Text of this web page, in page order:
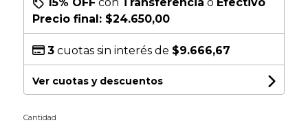
Precio final: $24.650,00
3cuotas sin interés de $9.666,67
Ver cuotas y descuentos
Cantidad